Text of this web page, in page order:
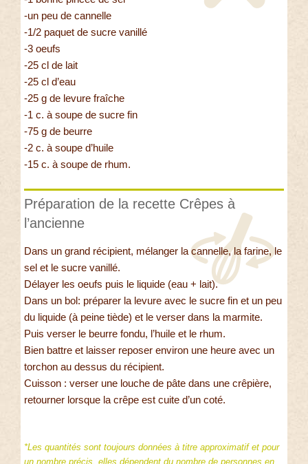
-un peu de cannelle
-1/2 paquet de sucre vanillé
-3 oeufs
-25 cl de lait
-25 cl d’eau
-25 g de levure fraîche
-1 c. à soupe de sucre fin
-75 g de beurre
-2 c. à soupe d’huile
-15 c. à soupe de rhum.
Préparation de la recette Crêpes à
l’ancienne
Dans un grand récipient, mélanger la cannelle, la farine, le
sel et le sucre vanillé.
Délayer les oeufs puis le liquide (eau + lait).
Dans un bol: préparer la levure avec le sucre fin et un peu
du liquide (à peine tiède) et le verser dans la marmite.
Puis verser le beurre fondu, l’huile et le rhum.
Bien battre et laisser reposer environ une heure avec un
torchon au dessus du récipient.
Cuisson : verser une louche de pâte dans une crêpière,
retourner lorsque la crêpe est cuite d’un coté.
*Les quantités sont toujours données à titre approximatif et pour
un nombre précis, elles dépendent du nombre de personnes en